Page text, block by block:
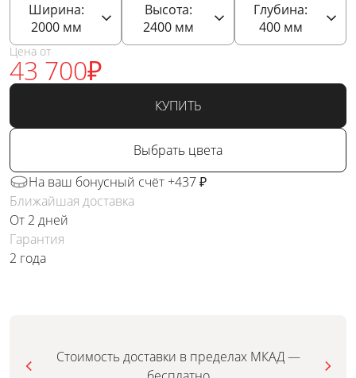
Ширина:
2000мм
Высота:
2400мм
Глубина:
400мм
Цена от
43 700₽
КУПИТЬ
Выбрать цвета
На ваш бонусный счёт +437 ₽
Ближайшая доставка
От 2 дней
Гарантия
2 года
Стоимость доставки в пределах МКАД —